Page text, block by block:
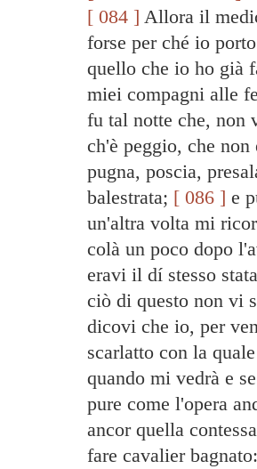
[ 084 ] Allora il
forse per ché io
quello che io ho già
miei compagni alle
fu tal notte che, non
ch'è peggio, che
pugna, poscia,
balestrata; [ 086 ] e
un'altra volta mi
colà un poco dopo
eravi il dí stesso
ciò di questo non vi
dicovi che io, per
scarlatto con la
quando mi vedrà e
pure come l'opera
ancor quella
fare cavalier